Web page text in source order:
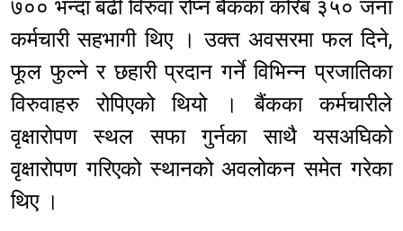
७०० भन्दा बढी विरुवा रोप्न बैंकका करिब ३५० जना
कर्मचारी सहभागी थिए । उक्त अवसरमा फल दिने,
फूल फुल्ने र छहारी प्रदान गर्ने विभिन्न प्रजातिका
विरुवाहरु रोपिएको थियो । बैंकका कर्मचारीले
वृक्षारोपण स्थल सफा गुर्नका साथै यसअघिको
वृक्षारोपण गरिएको स्थानको अवलोकन समेत गरेका
थिए ।